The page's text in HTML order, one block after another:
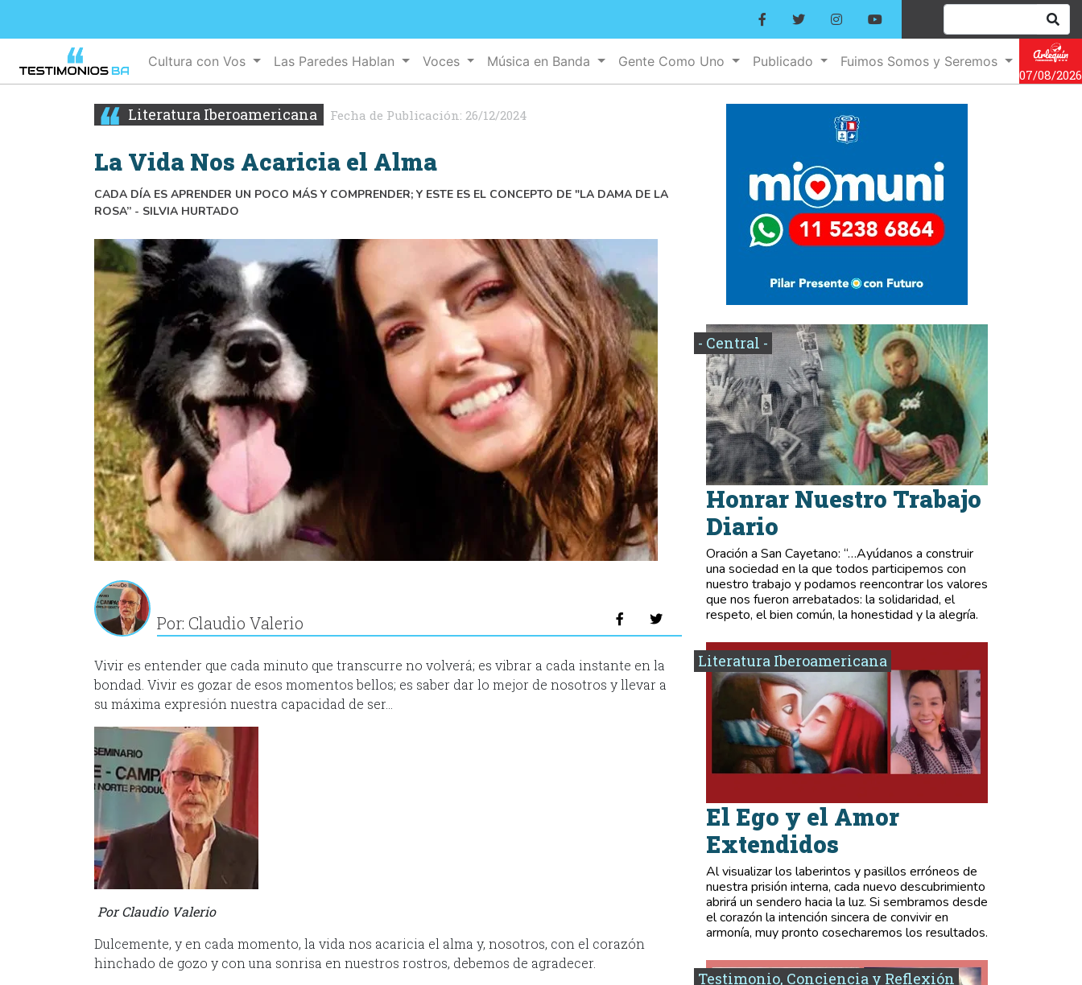
Cultura con Vos Las Paredes Hablan Voces Música en Banda Gente Como Uno Publicado
Fuimos Somos y Seremos
07/08/2026
Literatura Iberoamericana Fecha de Publicación: 26/12/2024
La Vida Nos Acaricia el Alma
CADA DÍA ES APRENDER UN POCO MÁS Y COMPRENDER; Y ESTE ES EL CONCEPTO DE "LA DAMA DE LA
ROSA” - SILVIA HURTADO
Por: Claudio Valerio
Vivir es entender que cada minuto que transcurre no volverá; es vibrar a cada instante en la
bondad. Vivir es gozar de esos momentos bellos; es saber dar lo mejor de nosotros y llevar a
su máxima expresión nuestra capacidad de ser…
Por Claudio Valerio
Dulcemente, y en cada momento, la vida nos acaricia el alma y, nosotros, con el corazón
hinchado de gozo y con una sonrisa en nuestros rostros, debemos de agradecer.
- Central -
Honrar Nuestro Trabajo
Diario
Oración a San Cayetano: “…Ayúdanos a construir
una sociedad en la que todos participemos con
nuestro trabajo y podamos reencontrar los valores
que nos fueron arrebatados: la solidaridad, el
respeto, el bien común, la honestidad y la alegría.
Literatura Iberoamericana
El Ego y el Amor
Extendidos
Al visualizar los laberintos y pasillos erróneos de
nuestra prisión interna, cada nuevo descubrimiento
abrirá un sendero hacia la luz. Si sembramos desde
el corazón la intención sincera de convivir en
armonía, muy pronto cosecharemos los resultados.
Testimonio, Conciencia y Reflexión